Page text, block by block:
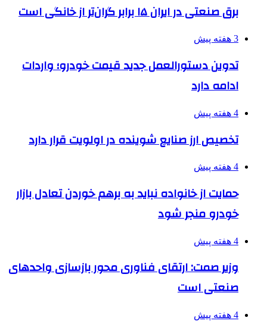
برق صنعتی در ایران ۱۵ برابر گران‌تر از خانگی است
3 هفته پیش
تدوین دستورالعمل جدید قیمت خودرو؛ واردات
ادامه دارد
4 هفته پیش
تخصیص ارز صنایع شوینده در اولویت قرار دارد
4 هفته پیش
حمایت از خانواده نباید به برهم خوردن تعادل بازار
خودرو منجر شود
4 هفته پیش
وزیر صمت: ارتقای فناوری محور بازسازی واحدهای
صنعتی است
4 هفته پیش